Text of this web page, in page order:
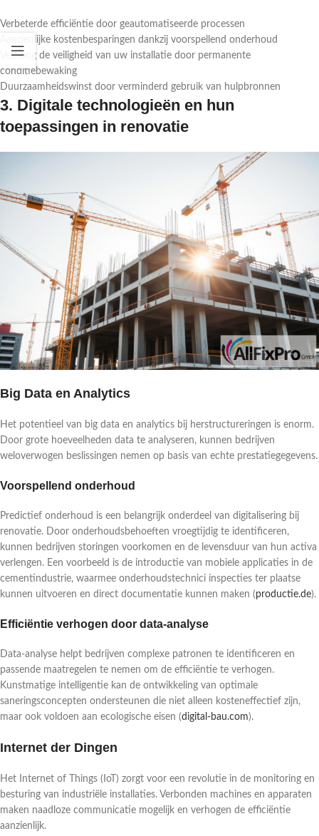
Verbeterde efficiëntie door geautomatiseerde processen
Aanzienlijke kostenbesparingen dankzij voorspellend onderhoud
Verhoog de veiligheid van uw installatie door permanente
conditiebewaking
Duurzaamheidswinst door verminderd gebruik van hulpbronnen
3. Digitale technologieën en hun
toepassingen in renovatie
Big Data en Analytics
Het potentieel van big data en analytics bij herstructureringen is enorm.
Door grote hoeveelheden data te analyseren, kunnen bedrijven
weloverwogen beslissingen nemen op basis van echte prestatiegegevens.
Voorspellend onderhoud
Predictief onderhoud is een belangrijk onderdeel van digitalisering bij
renovatie. Door onderhoudsbehoeften vroegtijdig te identificeren,
kunnen bedrijven storingen voorkomen en de levensduur van hun activa
verlengen. Een voorbeeld is de introductie van mobiele applicaties in de
cementindustrie, waarmee onderhoudstechnici inspecties ter plaatse
kunnen uitvoeren en direct documentatie kunnen maken (productie.de).
Efficiëntie verhogen door data-analyse
Data-analyse helpt bedrijven complexe patronen te identificeren en
passende maatregelen te nemen om de efficiëntie te verhogen.
Kunstmatige intelligentie kan de ontwikkeling van optimale
saneringsconcepten ondersteunen die niet alleen kosteneffectief zijn,
maar ook voldoen aan ecologische eisen (digital-bau.com).
Internet der Dingen
Het Internet of Things (IoT) zorgt voor een revolutie in de monitoring en
besturing van industriële installaties. Verbonden machines en apparaten
maken naadloze communicatie mogelijk en verhogen de efficiëntie
aanzienlijk.